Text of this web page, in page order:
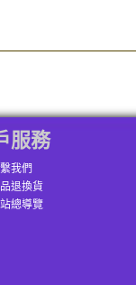
服務
我們
退換貨
總導覽